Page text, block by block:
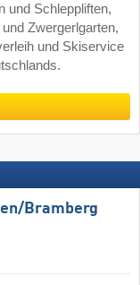
und Schleppliften,
Zwergerlgarten,
und Skiservice
​Bramberg